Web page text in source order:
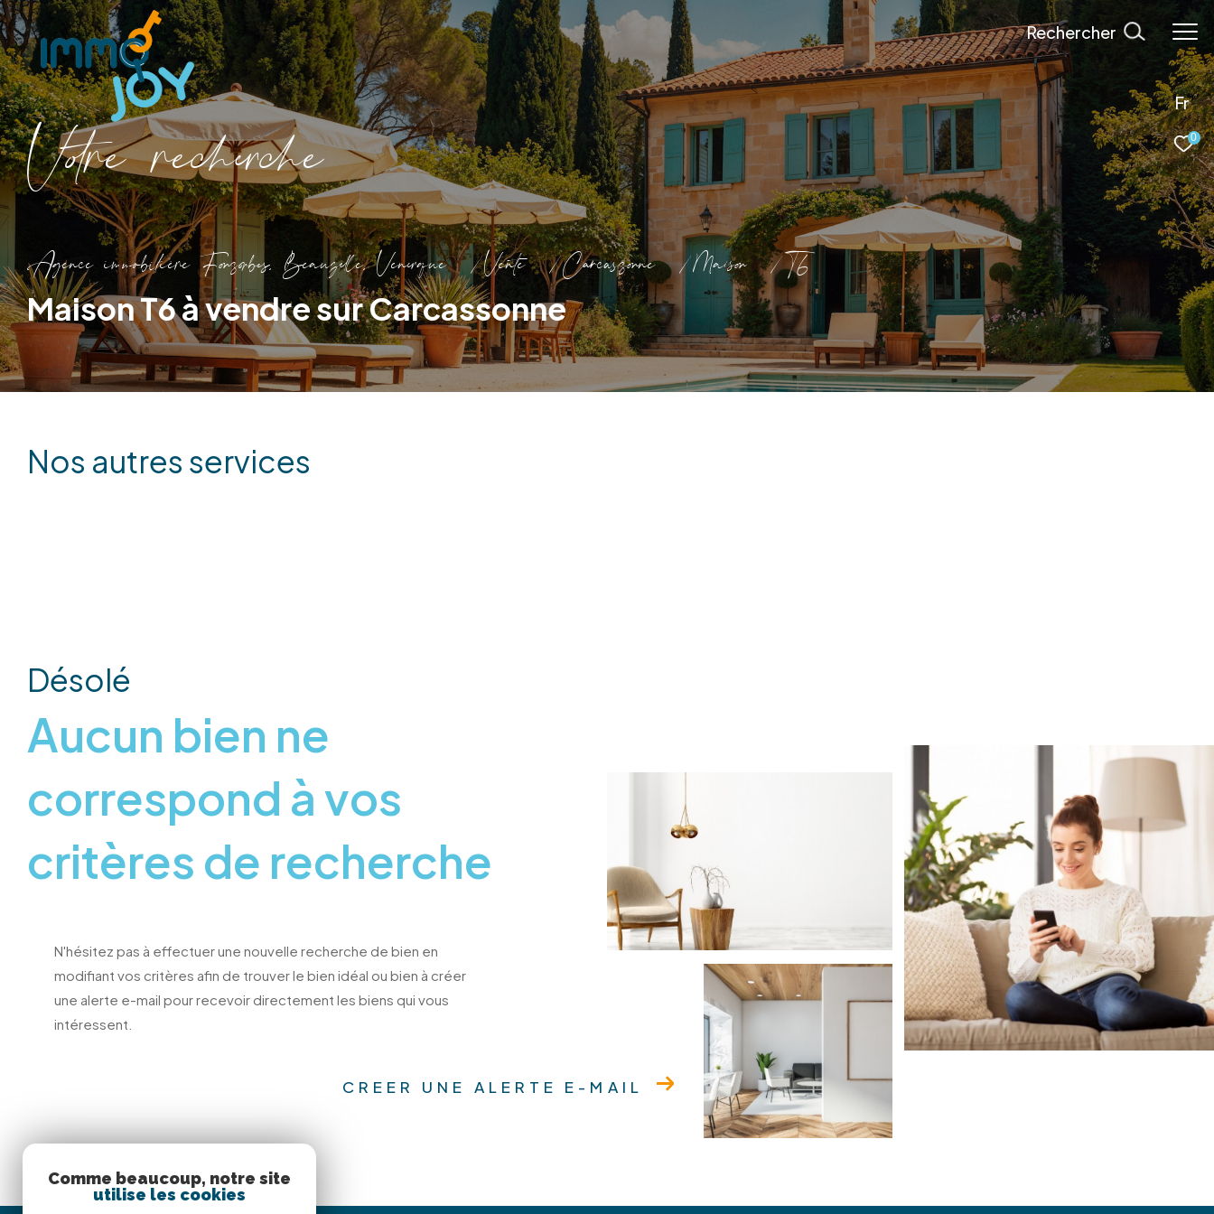
Fr
0
Rechercher
Vore recece
Agence immobilière Fonsorbes, Beauzelle, Venerque Vente Carcassonne Maison T6
Maison T6 à vendre sur Carcassonne
Nos autres services
Désolé
Aucun bien ne
correspond à vos
critères de recherche
N'hésitez pas à effectuer une nouvelle recherche de bien en
modifiant vos critères afin de trouver le bien idéal ou bien à créer
une alerte e-mail pour recevoir directement les biens qui vous
intéressent.
CREER UNE ALERTE E-MAIL
Comme beaucoup, notre site
utilise les cookies